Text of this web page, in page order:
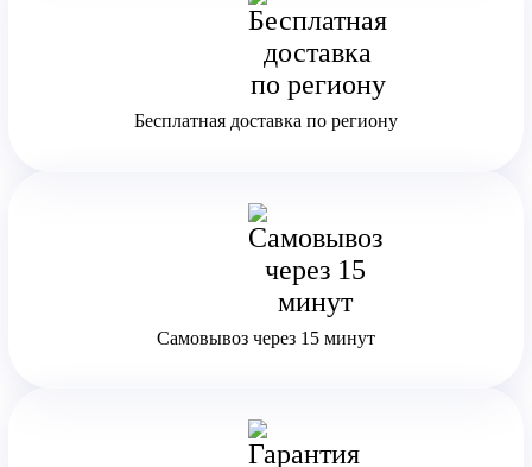
Бесплатная доставка по региону
Самовывоз через 15 минут